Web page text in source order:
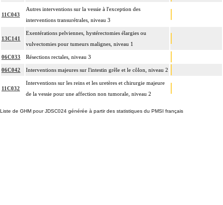
11C043
Autres interventions sur la vessie à l'exception des
interventions transurétrales, niveau 3
13C141
Exentérations pelviennes, hystérectomies élargies ou
vulvectomies pour tumeurs malignes, niveau 1
06C033 Résections rectales, niveau 3
06C042 Interventions majeures sur l'intestin grêle et le côlon, niveau 2
11C032
Interventions sur les reins et les uretères et chirurgie majeure
de la vessie pour une affection non tumorale, niveau 2
Liste de GHM pour JDSC024 générée à partir des statistiques du PMSI français